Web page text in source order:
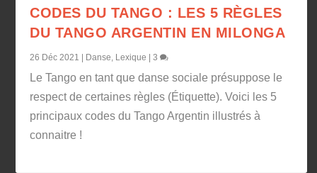
CODES DU TANGO : LES 5 RÈGLES
DU TANGO ARGENTIN EN MILONGA
26 Déc 2021 Danse, Lexique |3
Le Tango en tant que danse sociale présuppose le
respect de certaines règles (Étiquette). Voici les 5
principaux codes du Tango Argentin illustrés à
connaitre !